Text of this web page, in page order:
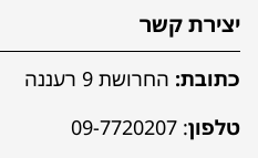
יצירת קשר
כתובת: החרושת 9 רעננה
טלפון:
09-7720207